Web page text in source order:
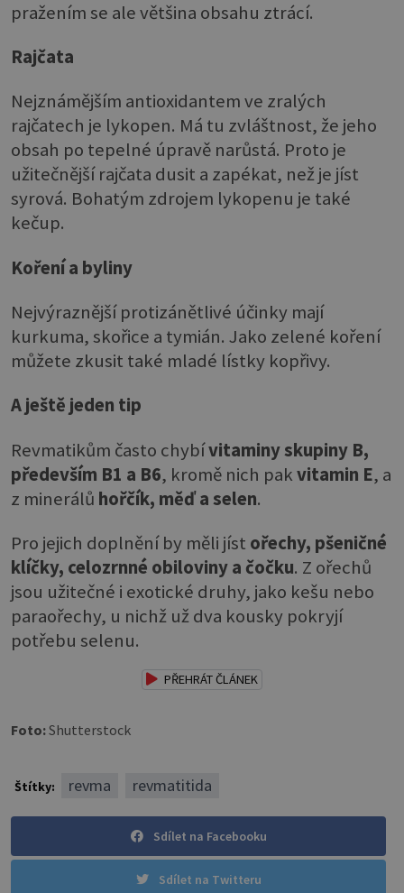
pražením se ale většina obsahu ztrácí.
Rajčata
Nejznámějším antioxidantem ve zralých
rajčatech je lykopen. Má tu zvláštnost, že jeho
obsah po tepelné úpravě narůstá. Proto je
užitečnější rajčata dusit a zapékat, než je jíst
syrová. Bohatým zdrojem lykopenu je také
kečup.
Koření a byliny
Nejvýraznější protizánětlivé účinky mají
kurkuma, skořice a tymián. Jako zelené koření
můžete zkusit také mladé lístky kopřivy.
A ještě jeden tip
Revmatikům často chybívitaminy skupiny B,
především B1 a B6, kromě nich pakvitamin E, a
z minerálů hořčík, měď a selen.
Pro jejich doplnění by měli jíst ořechy, pšeničné
klíčky, celozrnné obiloviny a čočku. Z ořechů
jsou užitečné i exotické druhy, jako kešu nebo
paraořechy, u nichž už dva kousky pokryjí
potřebu selenu.
PŘEHRÁT ČLÁNEK
Foto:Shutterstock
Štítky: revma revmatitida
Sdílet na Facebooku
Sdílet na Twitteru